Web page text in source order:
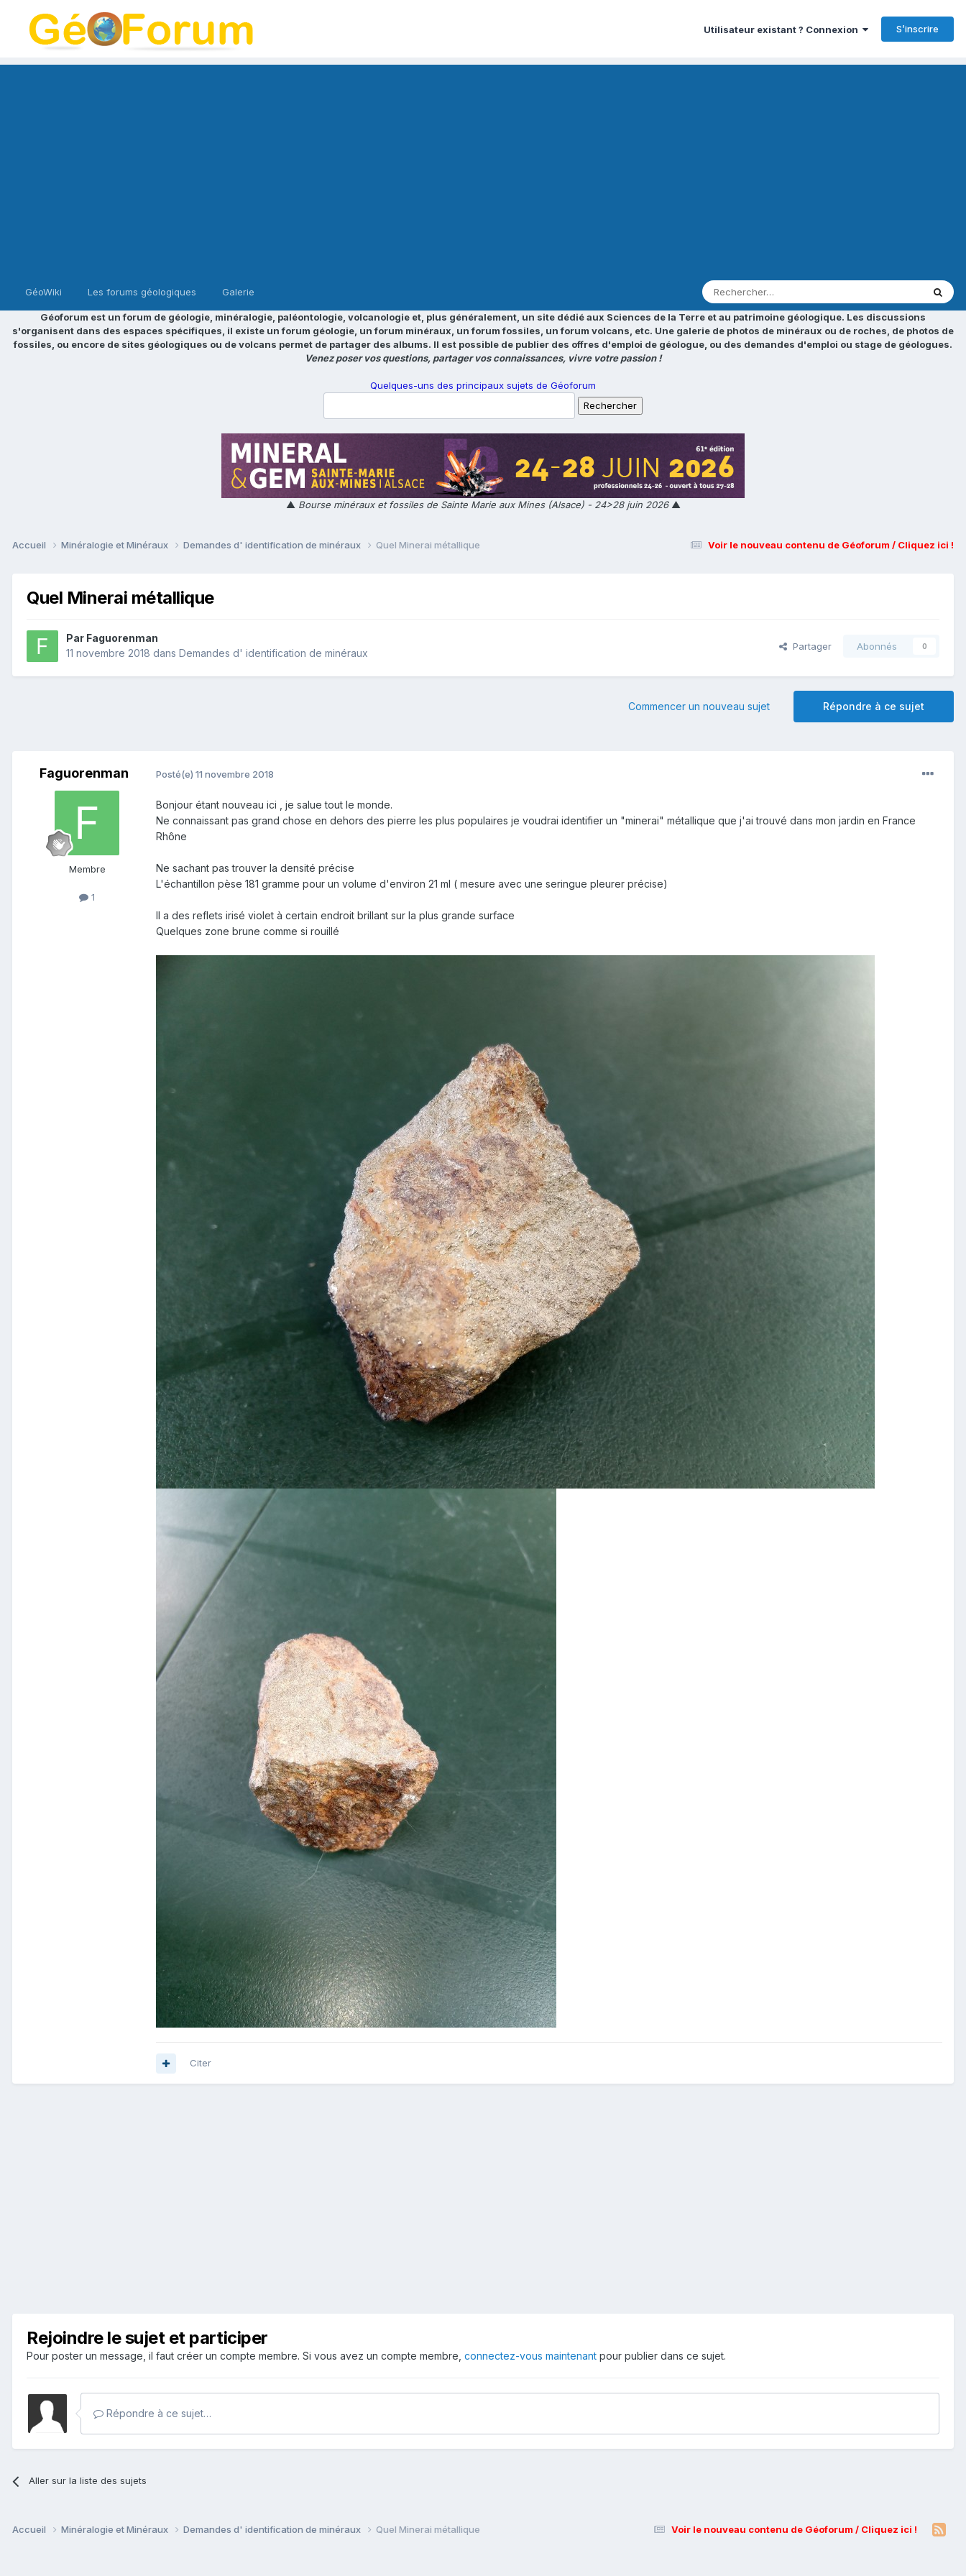
Utilisateur existant ? Connexion S’inscrire
GéoWiki Les forums géologiques Galerie
Géoforum est un forum de géologie, minéralogie, paléontologie, volcanologie et, plus généralement, un site dédié aux Sciences de la Terre et au patrimoine géologique. Les discussions
s'organisent dans des espaces spécifiques, il existe un forum géologie, un forum minéraux, un forum fossiles, un forum volcans, etc. Une galerie de photos de minéraux ou de roches, de photos de
fossiles, ou encore de sites géologiques ou de volcans permet de partager des albums. Il est possible de publier des offres d'emploi de géologue, ou des demandes d'emploi ou stage de géologues.
Venez poser vos questions, partager vos connaissances, vivre votre passion !
Quelques-uns des principaux sujets de Géoforum
▲ Bourse minéraux et fossiles de Sainte Marie aux Mines (Alsace) - 24>28 juin 2026▲
Voir le nouveau contenu de Géoforum / Cliquez ici !
Accueil Minéralogie et Minéraux Demandes d' identification de minéraux Quel Minerai métallique
Quel Minerai métallique
Par Faguorenman
11 novembre 2018 dans Demandes d' identification de minéraux
Partager Abonnés 0
Répondre à ce sujet
Commencer un nouveau sujet
Faguorenman
Membre
1
Posté(e) 11 novembre 2018
Bonjour étant nouveau ici , je salue tout le monde.
Ne connaissant pas grand chose en dehors des pierre les plus populaires je voudrai identifier un "minerai" métallique que j'ai trouvé dans mon jardin en France
Rhône
Ne sachant pas trouver la densité précise
L'échantillon pèse 181 gramme pour un volume d'environ 21 ml ( mesure avec une seringue pleurer précise)
Il a des reflets irisé violet à certain endroit brillant sur la plus grande surface
Quelques zone brune comme si rouillé
Citer
Rejoindre le sujet et participer
Pour poster un message, il faut créer un compte membre. Si vous avez un compte membre, connectez-vous maintenant pour publier dans ce sujet.
Répondre à ce sujet…
Aller sur la liste des sujets
Voir le nouveau contenu de Géoforum / Cliquez ici !
Accueil Minéralogie et Minéraux Demandes d' identification de minéraux Quel Minerai métallique